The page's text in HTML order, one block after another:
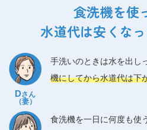
食洗機を使
水道代は安くな
Dさん
（妻）
手洗いのときは水を出し
機にしてから水道代は下
食洗機を一日に何度も使